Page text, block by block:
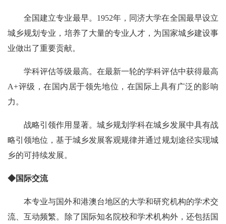
全国建立专业最早。1952年，同济大学在全国最早设立
城乡规划专业，培养了大量的专业人才，为国家城乡建设事
业做出了重要贡献。
学科评估等级最高。在最新一轮的学科评估中获得最高
A+评级，在国内居于领先地位，在国际上具有广泛的影响
力。
战略引领作用显著。城乡规划学科在城乡发展中具有战
略引领地位，基于城乡发展客观规律并通过规划途径实现城
乡的可持续发展。
◆国际交流
本专业与国外和港澳台地区的大学和研究机构的学术交
流、互动频繁。除了国际知名院校和学术机构外，还包括国